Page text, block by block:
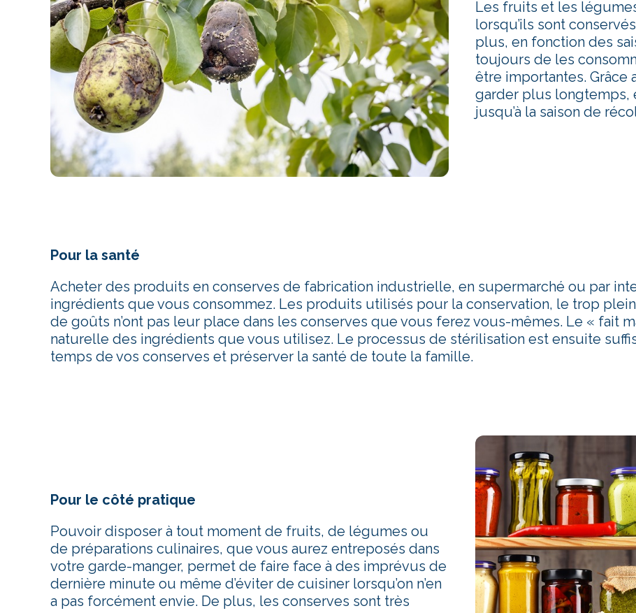
Les fruits et les
lorsqu’ils sont
plus, en fonction des
toujours de les
être importantes. Grâce
garder plus longtemps,
jusqu’à la saison de
Pour la santé
Acheter des produits en conserves de fabrication industrielle, en supermarché ou par
ingrédients que vous consommez. Les produits utilisés pour la conservation, le trop
de goûts n’ont pas leur place dans les conserves que vous ferez vous-mêmes. Le « fait
naturelle des ingrédients que vous utilisez. Le processus de stérilisation est ensuite
temps de vos conserves et préserver la santé de toute la famille.
Pour le côté pratique
Pouvoir disposer à tout moment de fruits, de légumes ou
de préparations culinaires, que vous aurez entreposés dans
votre garde-manger, permet de faire face à des imprévus de
dernière minute ou même d’éviter de cuisiner lorsqu’on n’en
a pas forcément envie. De plus, les conserves sont très